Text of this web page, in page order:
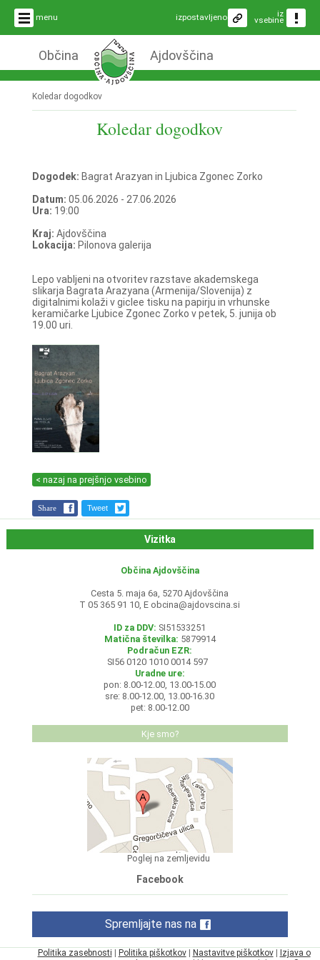
menu iz
vsebine
izpostavljeno
Občina Ajdovščina
Koledar dogodkov
Koledar dogodkov
Dogodek: Bagrat Arazyan in Ljubica Zgonec Zorko
Datum: 05.06.2026 - 27.06.2026
Ura: 19:00
Kraj: Ajdovščina
Lokacija: Pilonova galerija
Lepo vabljeni na otvoritev razstave akademskega
slikarja Bagrata Arazyana (Armenija/Slovenija) z
digitalnimi kolaži v giclee tisku na papirju in vrhunske
keramičarke Ljubice Zgonec Zorko v petek, 5. junija ob
19.00 uri.
< nazaj na prejšnjo vsebino
Share Tweet
Vizitka
Občina Ajdovščina
Cesta 5. maja 6a, 5270 Ajdovščina
T 05 365 91 10, E obcina@ajdovscina.si
ID za DDV: SI51533251
Matična številka: 5879914
Podračun EZR:
SI56 0120 1010 0014 597
Uradne ure:
pon: 8.00-12.00, 13.00-15.00
sre: 8.00-12.00, 13.00-16.30
pet: 8.00-12.00
Kje smo?
Poglej na zemljevidu
Facebook
Spremljajte nas na
Politika zasebnosti Politika piškotkov| Nastavitve piškotkov|
Izjava o